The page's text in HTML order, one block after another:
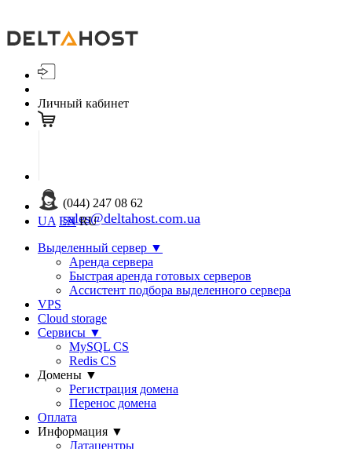
Личный кабинет
(044) 247 08 62
sales@deltahost.com.ua
UA EN RU
Выделенный сервер ▼
Аренда сервера
Быстрая аренда готовых серверов
Ассистент подбора выделенного сервера
VPS
Cloud storage
Сервисы ▼
MySQL CS
Redis CS
Домены ▼
Регистрация домена
Перенос домена
Оплата
Информация ▼
Датацентры